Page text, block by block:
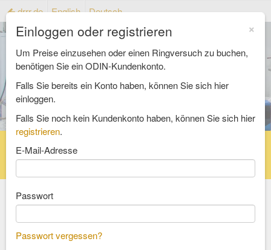
drrr.de English Deutsch
Lebensmittel und Futtermittel
×
Einloggen oder registrieren
Um Preise einzusehen oder einen Ringversuch zu buchen,
benötigen Sie ein ODIN-Kundenkonto.
Falls Sie bereits ein Konto haben, können Sie sich hier
einloggen.
Falls Sie noch kein Kundenkonto haben, können Sie sich hier
registrieren.
E-Mail-Adresse
Passwort
Passwort vergessen?